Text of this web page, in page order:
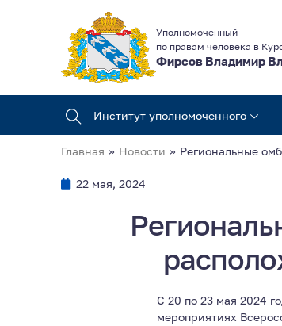
Уполномоченный
по правам человека в
Фирсов Владимир
Институт уполномоченного
Главная » Новости » Региональные
22 мая, 2024
С 20 по 23 мая 2024
мероприятиях